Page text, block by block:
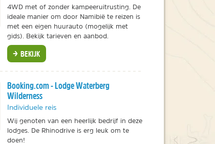
4WD met of zonder kampeeruitrusting. De
ideale manier om door Namibië te reizen is
met een eigen huurauto (mogelijk met
gids). Bekijk tarieven en aanbod.
BEKIJK
Booking.com - Lodge Waterberg
Wilderness
Individuele reis
Wij genoten van een heerlijk bedrijf in deze
lodges. De Rhinodrive is erg leuk om te
doen!